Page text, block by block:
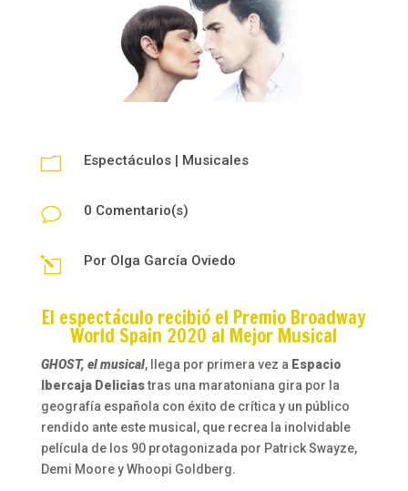
m Espectáculos| Musicales
v 0 Comentario(s)
l Por Olga García Oviedo
El espectáculo recibió el Premio Broadway
World Spain 2020 al Mejor Musical
GHOST, el musical, llega por primera vez a Espacio
Ibercaja Deliciastras una maratoniana gira por la
geografía española con éxito de crítica y un público
rendido ante este musical, que recrea la inolvidable
película de los 90 protagonizada por Patrick Swayze,
Demi Moore y Whoopi Goldberg.